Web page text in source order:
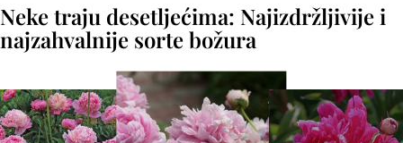
Neke traju desetljećima: Najizdržljivije i
najzahvalnije sorte božura